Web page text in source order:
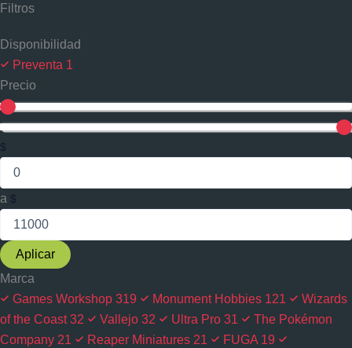
Filtros
Disponibilidad
Preventa 1
Precio
$
a $
Aplicar
Marca
Games Workshop 319 Monument Hobbies 121
Wizards
of the Coast 32 Vallejo 32 Ultra Pro 31
The Pokémon
Company 21 Reaper Miniatures 21 FUGA 19